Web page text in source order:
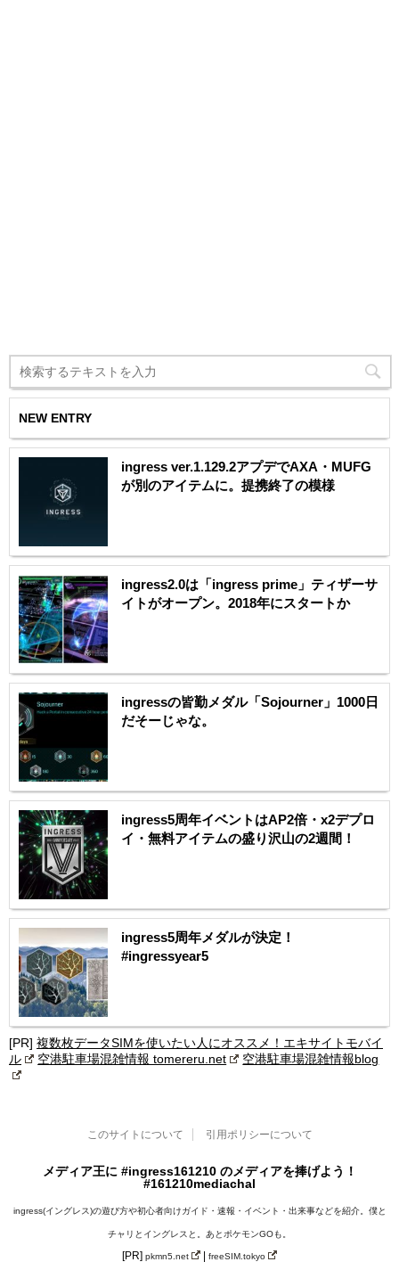
NEW ENTRY
ingress ver.1.129.2アプデでAXA・MUFG
が別のアイテムに。提携終了の模様
ingress2.0は「ingress prime」ティザーサ
イトがオープン。2018年にスタートか
ingressの皆勤メダル「Sojourner」1000日
だそーじゃな。
ingress5周年イベントはAP2倍・x2デプロ
イ・無料アイテムの盛り沢山の2週間！
ingress5周年メダルが決定！
#ingressyear5
[PR] 複数枚データSIMを使いたい人にオススメ！エキサイトモバイ
ル
空港駐車場混雑情報 tomereru.net 空港駐車場混雑情報blog
このサイトについて 引用ポリシーについて
メディア王に #ingress161210 のメディアを捧げよう！
#161210mediachal
ingress(イングレス)の遊び方や初心者向けガイド・速報・イベント・出来事などを紹介。僕と
チャリとイングレスと。あとポケモンGOも。
[PR]pkmn5.net | freeSIM.tokyo